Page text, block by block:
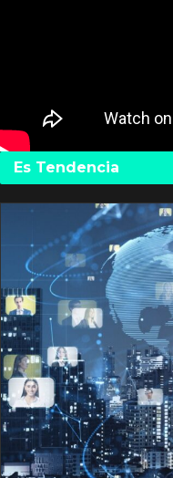
Es Tendencia